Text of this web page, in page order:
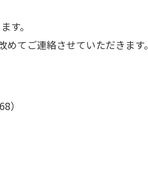
す。
てご連絡させていただきます。
）